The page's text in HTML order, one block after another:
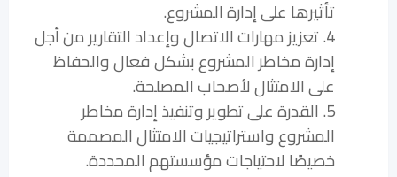
تأثيرها على إدارة المشروع.
4. تعزيز مهارات الاتصال وإعداد التقارير من أجل
إدارة مخاطر المشروع بشكل فعال والحفاظ
على الامتثال لأصحاب المصلحة.
5. القدرة على تطوير وتنفيذ إدارة مخاطر
المشروع واستراتيجيات الامتثال المصممة
خصيصًا لاحتياجات مؤسستهم المحددة.